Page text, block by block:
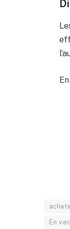
achats
En